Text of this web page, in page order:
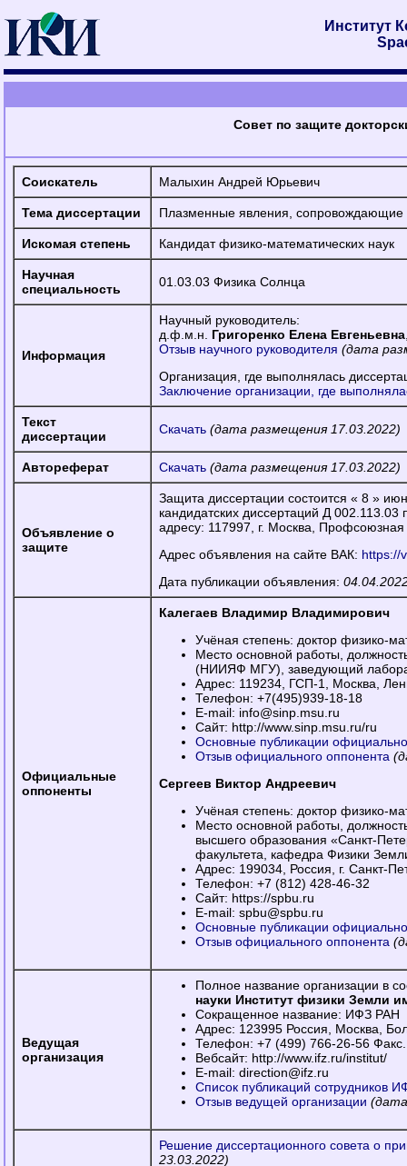
Институт
Совет по защите
Соискатель Малыхин Андрей Юрьевич
Тема диссертации Плазменные явления, сопровождающие
Искомая степень Кандидат физико-математических наук
Научная
специальность
01.03.03 Физика Солнца
Информация
Научный руководитель:
д.ф.м.н. Григоренко Елена Евгеньевна
Отзыв научного руководителя (дата
Организация, где выполнялась
Заключение организации, где
Текст
диссертации
Скачать (дата размещения 17.03.2022)
Автореферат Скачать (дата размещения 17.03.2022)
Объявление о
защите
Защита диссертации состоится « 8 »
кандидатских диссертаций Д
адресу: 117997, г. Москва,
Адрес объявления на сайте ВАК: https://
Дата публикации объявления:
Официальные
оппоненты
Калегаев Владимир Владимирович
Учёная степень: доктор физико-
Место основной работы,
(НИИЯФ МГУ), заведующий
Адрес: 119234, ГСП-1, Москва,
Телефон: +7(495)939-18-18
E-mail: info@sinp.msu.ru
Сайт: http://www.sinp.msu.ru/ru
Основные публикации
Отзыв официального оппонента
Сергеев Виктор Андреевич
Учёная степень: доктор физико-
Место основной работы,
высшего образования «Санкт-
факультета, кафедра Физики
Адрес: 199034, Россия, г. Санкт-
Телефон: +7 (812) 428-46-32
Сайт: https://spbu.ru
E-mail: spbu@spbu.ru
Основные публикации
Отзыв официального оппонента
Ведущая
организация
Полное название организации в
науки Институт физики Земли
Сокращенное название: ИФЗ РАН
Адрес: 123995 Россия, Москва,
Телефон: +7 (499) 766-26-56
Вебсайт: http://www.ifz.ru/institut/
E-mail: direction@ifz.ru
Список публикаций сотрудников
Отзыв ведущей организации
Решение диссертационного совета о
23.03.2022)